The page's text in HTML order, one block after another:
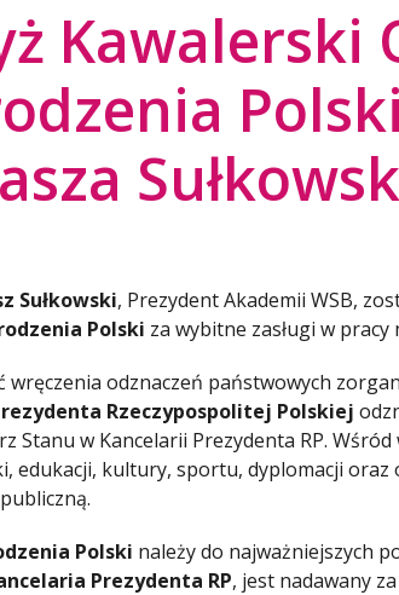
Kawalerski
Sułkowski, Prezydent Akademii WSB,
Polski za wybitne zasługi w
wręczenia odznaczeń państwowych
Rzeczypospolitej Polskiej
Stanu w Kancelarii Prezydenta RP.
edukacji, kultury, sportu, dyplomacji oraz
Polski należy do najważniejszych
Prezydenta RP, jest nadawany